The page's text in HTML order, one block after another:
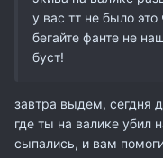
у вас тт не было
бегайте фанте не
буст!
завтра выдем, сегдня
где ты на валике убил
сыпались, и вам